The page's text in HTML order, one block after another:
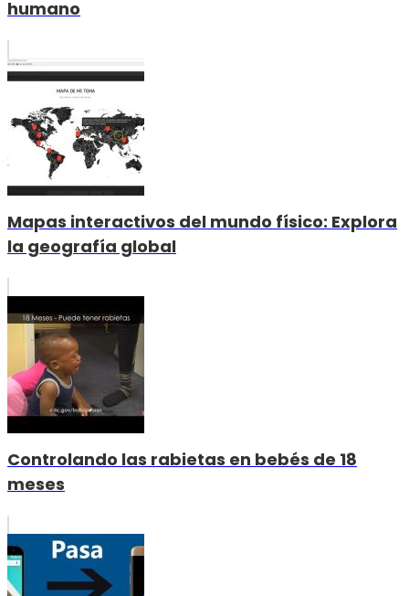
humano
Mapas interactivos del mundo físico: Explora
la geografía global
Controlando las rabietas en bebés de 18
meses